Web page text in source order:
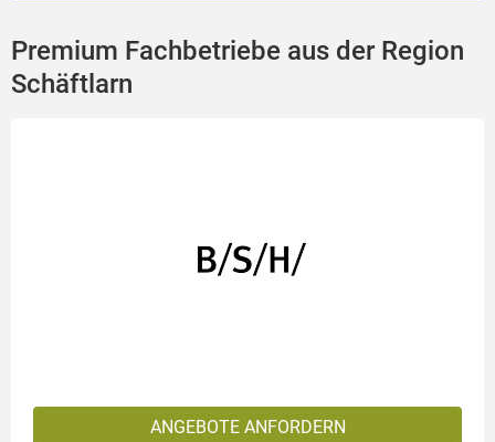
Premium Fachbetriebe aus der Region
Schäftlarn
ANGEBOTE ANFORDERN